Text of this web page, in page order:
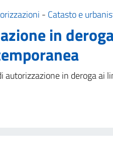
- Catasto e
in
autorizzazione in deroga